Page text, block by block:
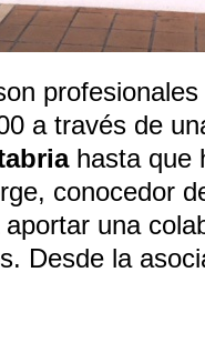
a través de
hasta que
conocedor
aportar una
Desde la